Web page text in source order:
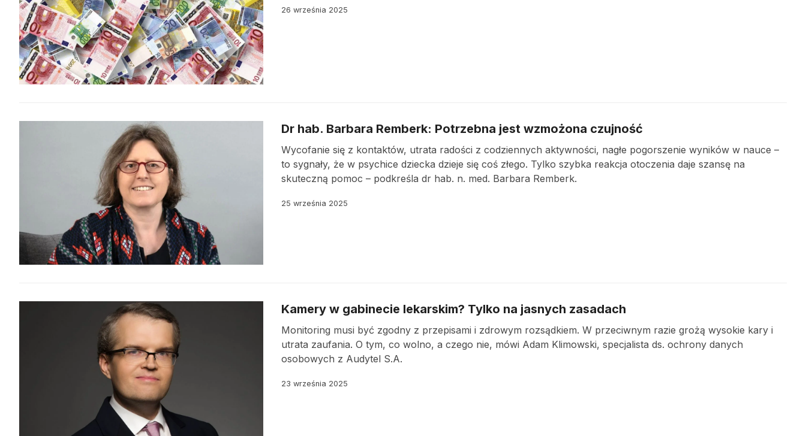
26 września 2025
Dr hab. Barbara Remberk: Potrzebna jest wzmożona czujność
Wycofanie się z kontaktów, utrata radości z codziennych aktywności, nagłe pogorszenie wyników w nauce –
to sygnały, że w psychice dziecka dzieje się coś złego. Tylko szybka reakcja otoczenia daje szansę na
skuteczną pomoc – podkreśla dr hab. n. med. Barbara Remberk.
25 września 2025
Kamery w gabinecie lekarskim? Tylko na jasnych zasadach
Monitoring musi być zgodny z przepisami i zdrowym rozsądkiem. W przeciwnym razie grożą wysokie kary i
utrata zaufania. O tym, co wolno, a czego nie, mówi Adam Klimowski, specjalista ds. ochrony danych
osobowych z Audytel S.A.
23 września 2025